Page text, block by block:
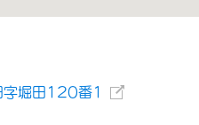
字堀田120番1